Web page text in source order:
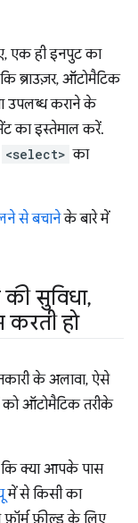
एक ही इनपुट का
ब्राउज़र, ऑटोमैटिक
उपलब्ध कराने के
का इस्तेमाल करें.
<select> का
से बचानेके बारे में
सुविधा,
हो
के अलावा, ऐसे
को ऑटोमैटिक तरीके
क्या आपके पास
में से किसी का
फ़ील्ड के लिए